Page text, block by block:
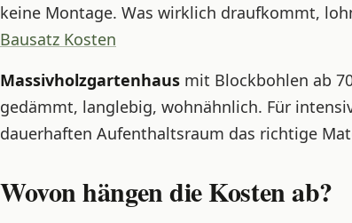
keine Montage. Was wirklich draufkommt,
Bausatz Kosten
Massivholzgartenhaus mit Blockbohlen ab
gedämmt, langlebig, wohnähnlich. Für
dauerhaften Aufenthaltsraum das richtige
Wovon hängen die Kosten ab?